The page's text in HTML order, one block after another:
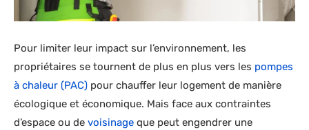
Pour limiter leur impact sur l’environnement, les
propriétaires se tournent de plus en plus vers les pompes
à chaleur (PAC) pour chauffer leur logement de manière
écologique et économique. Mais face aux contraintes
d’espace ou de voisinage que peut engendrer une